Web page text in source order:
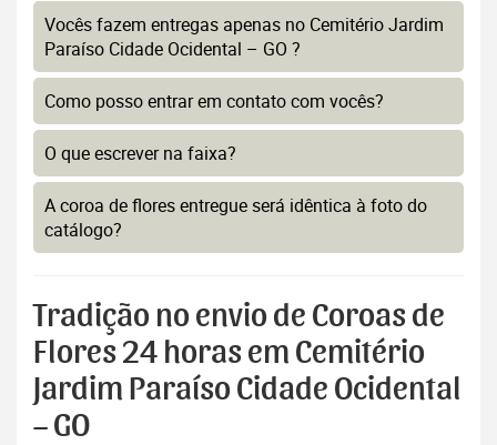
Vocês fazem entregas apenas no Cemitério Jardim
Paraíso Cidade Ocidental – GO ?
Como posso entrar em contato com vocês?
O que escrever na faixa?
A coroa de flores entregue será idêntica à foto do
catálogo?
Tradição no envio de Coroas de
Flores 24 horas em Cemitério
Jardim Paraíso Cidade Ocidental
– GO